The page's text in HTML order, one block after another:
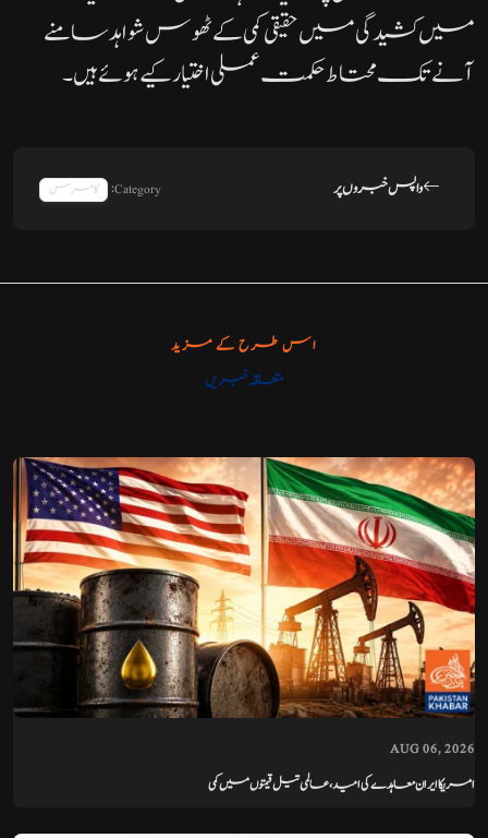
میں کشیدگی میں حقیقی کمی کے ٹھوس شواہد سامنے
آنے تک محتاط حکمت عملی اختیار کیے ہوئے ہیں۔
واپس خبروں پر Category: کامرس
اس طرح کے مزید
متعلقہ خبریں
AUG 06, 2026
امریکا ایران معاہدے کی امید، عالمی تیل قیمتوں میں کمی